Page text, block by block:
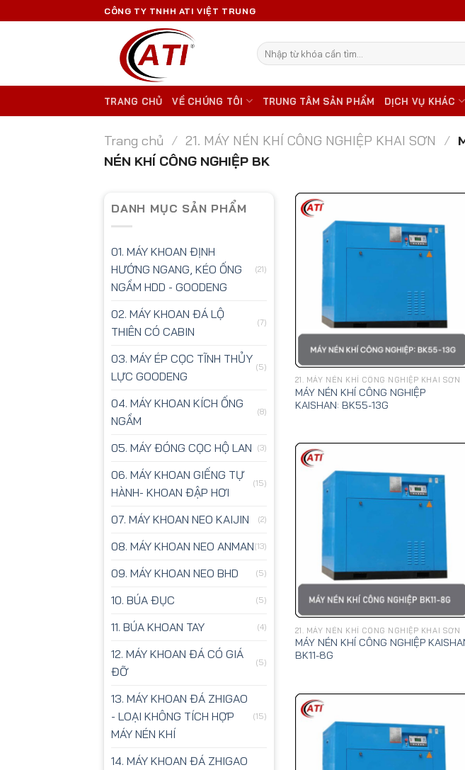
to
CÔNG TY TNHH ATI VIỆT TRUNG
Tìm
kiếm:
TRANG CHỦ VỀ CHÚNG TÔI TRUNG TÂM SẢN PHẨM DỊCH VỤ KHÁC
Trang chủ / 21. MÁY NÉN KHÍ CÔNG NGHIỆP KHAI SƠN /
NÉN KHÍ CÔNG NGHIỆP BK
DANH MỤC SẢN PHẨM
01. MÁY KHOAN ĐỊNH
HƯỚNG NGANG, KÉO ỐNG
NGẦM HDD - GOODENG
(21)
02. MÁY KHOAN ĐÁ LỘ
THIÊN CÓ CABIN
(7)
03. MÁY ÉP CỌC TĨNH THỦY
LỰC GOODENG
(5)
04. MÁY KHOAN KÍCH ỐNG
NGẦM
(8)
05. MÁY ĐÓNG CỌC HỘ LAN (3)
06. MÁY KHOAN GIẾNG TỰ
HÀNH- KHOAN ĐẬP HƠI
(15)
07. MÁY KHOAN NEO KAIJIN (2)
08. MÁY KHOAN NEO ANMAN(13)
09. MÁY KHOAN NEO BHD (5)
10. BÚA ĐỤC (5)
11. BÚA KHOAN TAY (4)
12. MÁY KHOAN ĐÁ CÓ GIÁ
ĐỠ
(5)
13. MÁY KHOAN ĐÁ ZHIGAO
- LOẠI KHÔNG TÍCH HỢP
MÁY NÉN KHÍ
(15)
14. MÁY KHOAN ĐÁ ZHIGAO
21. MÁY NÉN KHÍ CÔNG NGHIỆP KHAI SƠN
MÁY NÉN KHÍ CÔNG NGHIỆP
KAISHAN: BK55-13G
21. MÁY NÉN KHÍ CÔNG NGHIỆP KHAI SƠN
MÁY NÉN KHÍ CÔNG NGHIỆP
BK11-8G